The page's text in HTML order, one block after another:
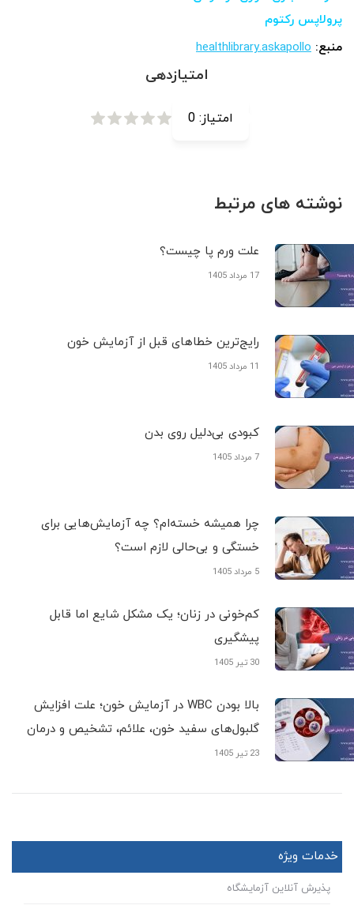
پرولاپس رکتوم
منبع: healthlibrary.askapollo
امتیازدهی
امتیاز: 0
نوشته های مرتبط
علت ورم پا چیست؟
17 مرداد 1405
رایج‌ترین خطاهای قبل از آزمایش خون
11 مرداد 1405
کبودی‌ بی‌دلیل روی بدن
7 مرداد 1405
چرا همیشه خسته‌ام؟ چه آزمایش‌هایی برای
خستگی و بی‌حالی لازم است؟
5 مرداد 1405
کم‌خونی در زنان؛ یک مشکل شایع اما قابل
پیشگیری
30 تیر 1405
بالا بودن WBC در آزمایش خون؛ علت افزایش
گلبول‌های سفید خون، علائم، تشخیص و درمان
23 تیر 1405
خدمات ویژه
پذیرش آنلاین آزمایشگاه